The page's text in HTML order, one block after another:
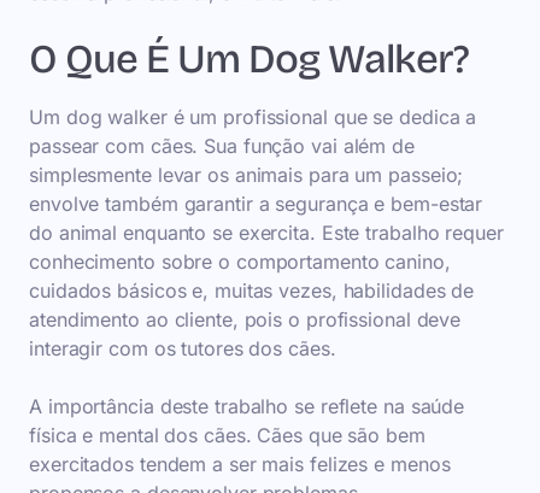
O Que É Um Dog Walker?
Um dog walker é um profissional que se dedica a
passear com cães. Sua função vai além de
simplesmente levar os animais para um passeio;
envolve também garantir a segurança e bem-estar
do animal enquanto se exercita. Este trabalho requer
conhecimento sobre o comportamento canino,
cuidados básicos e, muitas vezes, habilidades de
atendimento ao cliente, pois o profissional deve
interagir com os tutores dos cães.
A importância deste trabalho se reflete na saúde
física e mental dos cães. Cães que são bem
exercitados tendem a ser mais felizes e menos